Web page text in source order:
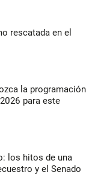
rescatada en el
la programación
para este
los hitos de una
y el Senado